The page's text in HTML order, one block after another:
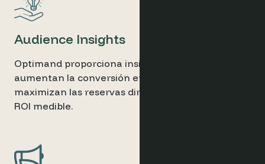
Audience Insights
Optimand proporciona insights accionables que
aumentan la conversión en todo el sitio,
maximizan las reservas directas y demuestran un
ROI medible.